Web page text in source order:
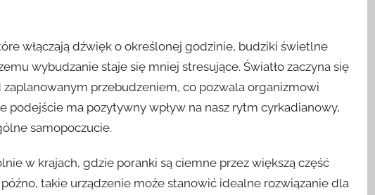
włączają dźwięk o określonej godzinie, budziki świetlne
wybudzanie staje się mniej stresujące. Światło zaczyna się
przebudzeniem, co pozwala organizmowi
podejście ma pozytywny wpływ na nasz rytm cyrkadianowy,
samopoczucie.
w krajach, gdzie poranki są ciemne przez większą część
takie urządzenie może stanowić idealne rozwiązanie dla